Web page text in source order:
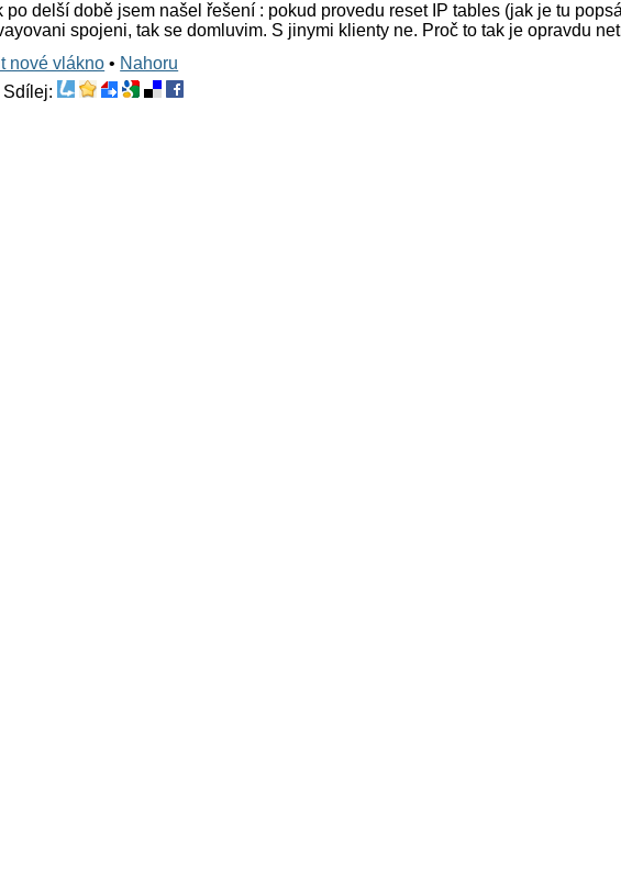
po delší době jsem našel řešení : pokud provedu reset IP tables (jak je tu
spojeni, tak se domluvim. S jinymi klienty ne. Proč to tak je opravdu
nové vlákno • Nahoru
Sdílej: